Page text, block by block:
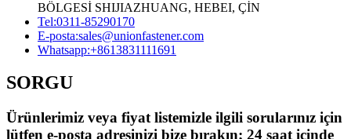
BÖLGESİ SHIJIAZHUANG, HEBEI, ÇİN
Tel:0311-85290170
E-posta:sales@unionfastener.com
Whatsapp:+8613831111691
SORGU
Ürünlerimiz veya fiyat listemizle ilgili sorularınız için
lütfen e-posta adresinizi bize bırakın; 24 saat içinde